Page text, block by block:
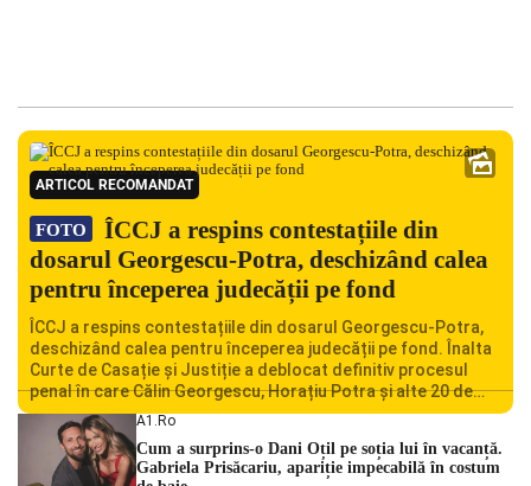
ARTICOL RECOMANDAT
FOTO
ÎCCJ a respins contestațiile din
dosarul Georgescu-Potra, deschizând calea
pentru începerea judecății pe fond
ÎCCJ a respins contestațiile din dosarul Georgescu-Potra,
deschizând calea pentru începerea judecății pe fond. Înalta
Curte de Casație și Justiție a deblocat definitiv procesul
penal în care Călin Georgescu, Horațiu Potra și alte 20 de
persoane sunt acuzați de acțiuni îndreptate împotriva
ordinii constituționale. În ședința din camera preliminară,
judecătorii de la instanța supremă au […]
A1.ro
Cum a surprins-o Dani Oțil pe soția lui în vacanță.
Gabriela Prisăcariu, apariție impecabilă în costum